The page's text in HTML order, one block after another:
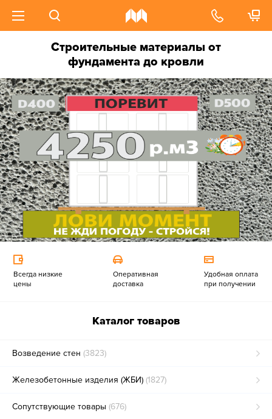
Строительные материалы от
фундамента до кровли
Всегда низкие
цены
Оперативная
доставка
Удобная оплата
при получении
Каталог товаров
Возведение стен (3823)
Железобетонные изделия (ЖБИ) (1827)
Сопутствующие товары (676)